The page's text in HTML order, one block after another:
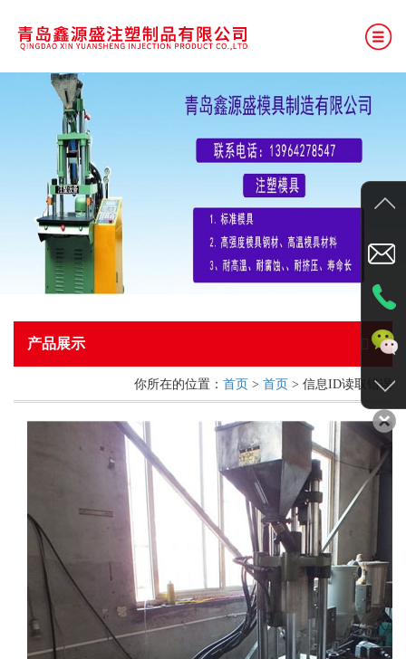
网站首页
产品展示
厂房展示
联系我们
产品展示
塑料制品
注塑制品
吹塑产品
橡胶模具制品
你所在的位置： 首页 > 首页 > 信息ID读取错误